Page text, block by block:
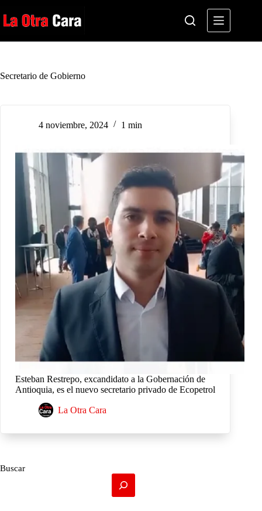
al
contenido
Secretario de Gobierno
4 noviembre, 2024 1 min
Esteban Restrepo, excandidato a la Gobernación de
Antioquia, es el nuevo secretario privado de Ecopetrol
La Otra Cara
Buscar